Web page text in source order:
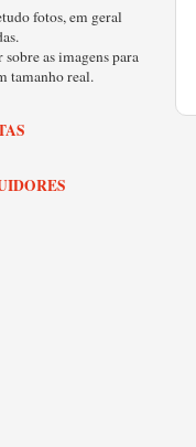
fotos, em geral
as imagens para
tamanho real.